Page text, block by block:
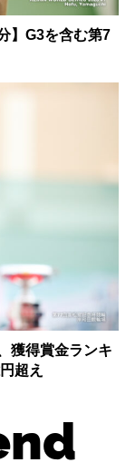
】G3を含む第7
獲得賞金ランキ
超え